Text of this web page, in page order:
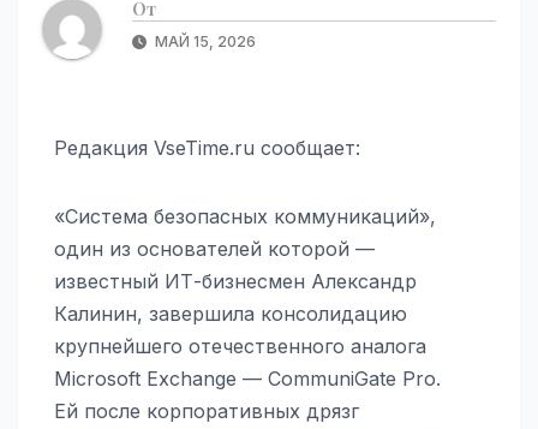
От
МАЙ 15, 2026
Редакция VseTime.ru сообщает:
«Система безопасных коммуникаций»,
один из основателей которой —
известный ИТ-бизнесмен Александр
Калинин, завершила консолидацию
крупнейшего отечественного аналога
Microsoft Exchange — CommuniGate Pro.
Ей после корпоративных дрязг